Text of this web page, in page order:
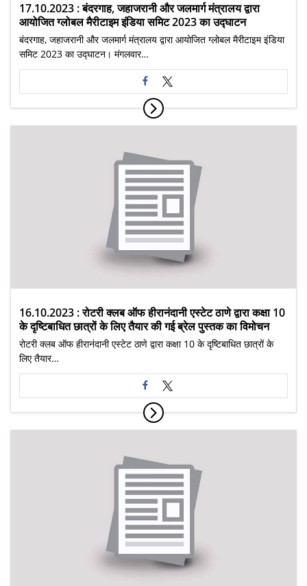
17.10.2023 : बंदरगाह, जहाजरानी और जलमार्ग मंत्रालय द्वारा
आयोजित ग्लोबल मैरीटाइम इंडिया समिट 2023 का उद्घाटन
बंदरगाह, जहाजरानी और जलमार्ग मंत्रालय द्वारा आयोजित ग्लोबल मैरीटाइम इंडिया
समिट 2023 का उद्घाटन। मंगलवार…
16.10.2023 : रोटरी क्लब ऑफ हीरानंदानी एस्टेट ठाणे द्वारा कक्षा 10
के दृष्टिबाधित छात्रों के लिए तैयार की गई ब्रेल पुस्तक का विमोचन
रोटरी क्लब ऑफ हीरानंदानी एस्टेट ठाणे द्वारा कक्षा 10 के दृष्टिबाधित छात्रों के
लिए तैयार…